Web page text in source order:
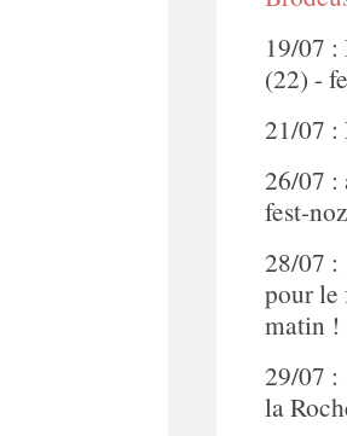
19/07 :
(22) -
21/07 :
26/07 :
fest-noz
28/07 :
pour le
matin !
29/07 :
la